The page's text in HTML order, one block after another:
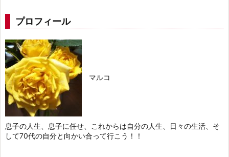
プロフィール
マルコ
息子の人生、息子に任せ、これからは自分の人生、日々の生活、そ
して70代の自分と向かい合って行こう！！